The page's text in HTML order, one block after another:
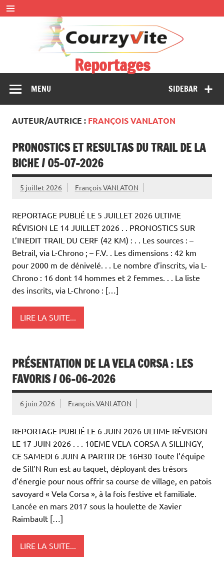
Skip
to
content
Reportages
SIDEBAR
MENU
AUTEUR/AUTRICE : FRANÇOIS VANLATON
PRONOSTICS ET RESULTAS DU TRAIL DE LA
BICHE / 05-07-2026
5 juillet 2026 François VANLATON
REPORTAGE PUBLIÉ LE 5 JUILLET 2026 ULTIME
RÉVISION LE 14 JUILLET 2026 . . PRONOSTICS SUR
L’INEDIT TRAIL DU CERF (42 KM) : . . Les sources : –
Betrail, via L-Chrono ; – F.V. . Les dimensions : 42 km
pour 2000 m de dénivelé. . . Le nombre d’inscrits, via L-
Chrono : 16 dont 14 hommes et 2 femmes. . . La liste
des inscrits, via L-Chrono : […]
LIRE LA SUITE...
PRÉSENTATION DE LA VELA CORSA : LES
FAVORIS / 06-06-2026
6 juin 2026 François VANLATON
REPORTAGE PUBLIÉ LE 6 JUIN 2026 ULTIME RÉVISION
LE 17 JUIN 2026 . . . 10EME VELA CORSA A SILLINGY,
CE SAMEDI 6 JUIN A PARTIR DE 16H30 Toute l’équipe
de Sill’N Run est au taquet, déployant des trésors
d’énergie pour nous offrir sa course de village, en patois
savoyard « Vela Corsa », à la fois festive et familiale.
Lancée en mars 2017 sous la houlette de Xavier
Raimbault […]
LIRE LA SUITE...